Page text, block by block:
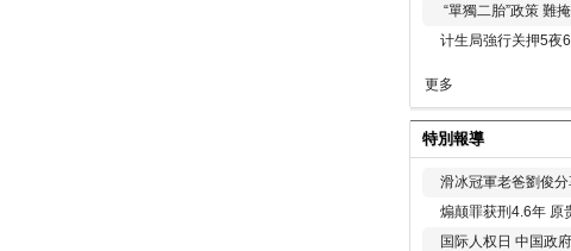
“單獨二胎”政策 難
计生局強行关押5夜
更多
特別報導
滑冰冠軍老爸劉俊
煽颠罪获刑4.6年 原
国际人权日 中国政府